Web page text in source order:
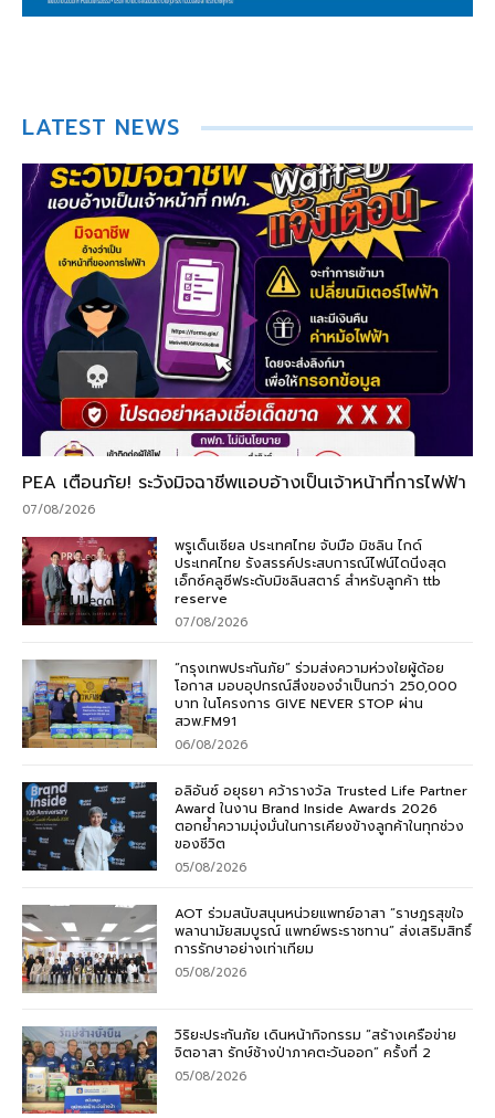
LATEST NEWS
PEA เตือนภัย! ระวังมิจฉาชีพแอบอ้างเป็นเจ้าหน้าที่การไฟฟ้า
07/08/2026
พรูเด็นเชียล ประเทศไทย จับมือ มิชลิน ไกด์
ประเทศไทย รังสรรค์ประสบการณ์ไฟน์ไดนิ่งสุด
เอ็กซ์คลูซีฟระดับมิชลินสตาร์ สำหรับลูกค้า ttb
reserve
07/08/2026
“กรุงเทพประกันภัย” ร่วมส่งความห่วงใยผู้ด้อย
โอกาส มอบอุปกรณ์สิ่งของจำเป็นกว่า 250,000
บาท ในโครงการ GIVE NEVER STOP ผ่าน
สวพ.FM91
06/08/2026
อลิอันซ์ อยุธยา คว้ารางวัล Trusted Life Partner
Award ในงาน Brand Inside Awards 2026
ตอกย้ำความมุ่งมั่นในการเคียงข้างลูกค้าในทุกช่วง
ของชีวิต
05/08/2026
AOT ร่วมสนับสนุนหน่วยแพทย์อาสา “ราษฎรสุขใจ
พลานามัยสมบูรณ์ แพทย์พระราชทาน” ส่งเสริมสิทธิ์
การรักษาอย่างเท่าเทียม
05/08/2026
วิริยะประกันภัย เดินหน้ากิจกรรม “สร้างเครือข่าย
จิตอาสา รักษ์ช้างป่าภาคตะวันออก” ครั้งที่ 2
05/08/2026